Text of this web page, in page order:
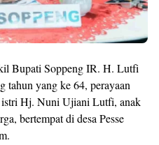
Bupati Soppeng IR. H. Lutfi
tahun yang ke 64, perayaan
Hj. Nuni Ujiani Lutfi, anak
bertempat di desa Pesse